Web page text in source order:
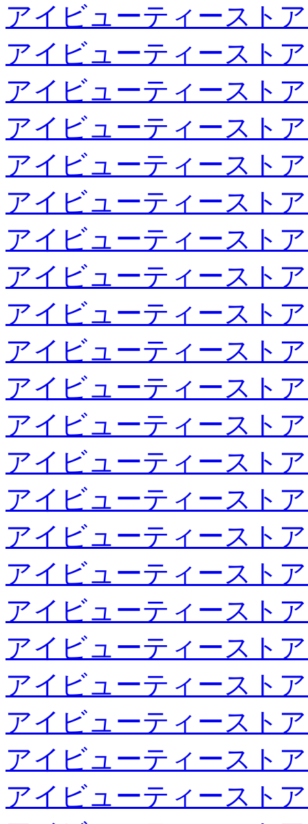
アイビューティースト
アイビューティースト
アイビューティースト
アイビューティースト
アイビューティースト
アイビューティースト
アイビューティースト
アイビューティースト
アイビューティースト
アイビューティースト
アイビューティースト
アイビューティースト
アイビューティースト
アイビューティースト
アイビューティースト
アイビューティースト
アイビューティースト
アイビューティースト
アイビューティースト
アイビューティースト
アイビューティースト
アイビューティースト